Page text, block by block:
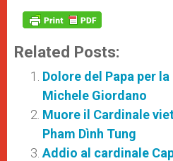
Related Posts:
Dolore del Papa per
Michele Giordano
Muore il Cardinale
Pham Dình Tung
Addio al cardinale